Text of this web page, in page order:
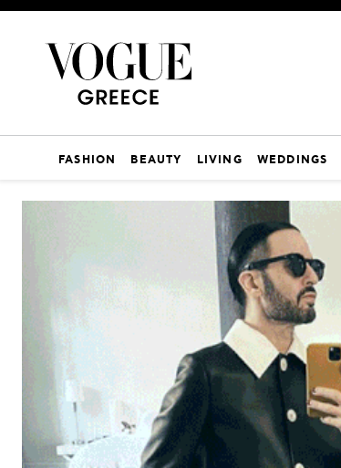
FASHION BEAUTY LIVING WEDDINGS